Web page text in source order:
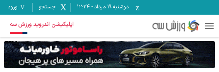
دوشنبه ۱۹ مرداد -
12:24 جستجو ورود
اپلیکیشن اندروید ورزش سه